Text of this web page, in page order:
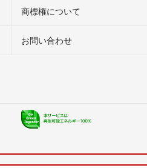
商標権について
お問い合わせ